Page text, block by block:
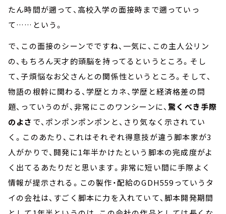
たん時間が遡って、高校入学の面接時まで遡っていっ
て……という。
で、この面接のシーンでですね、一気に、この主人公リン
の、もちろん天才的頭脳を持ってるというところ。そし
て、子煩悩なお父さんとの関係性というところ。そして、
物語の根幹に関わる、学歴とカネ、学歴と経済格差の問
題、っていうのが、非常にこのワンシーンに、驚くべき手際
のよさ で、ポンポンポンポンと、さり気なく示されてい
く。このあたり、これはそれぞれ得意技が違う脚本家が3
人がかりで、開発に1年半かけたという脚本の完成度がよ
く出てるあたりだと思います。非常に短い間に手際よく
情報が提示される。この製作・配給のGDH559っていうタ
イの会社は、すごく脚本に力を入れていて、脚本開発期間